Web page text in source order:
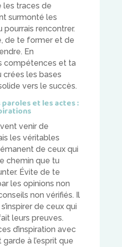
les traces de
surmonté les
rencontrer.
de te former et de
En
compétences et ta
crées les bases
vers le succès.
paroles et les actes :
venir de
les véritables
de ceux qui
chemin que tu
Évite de te
les opinions non
non vérifiés. Il
de ceux qui
leurs preuves.
d’inspiration avec
à l’esprit que